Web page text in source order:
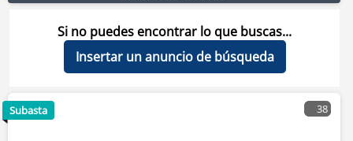
Si no puedes encontrar lo que buscas...
Insertar un anuncio de búsqueda
38
Subasta